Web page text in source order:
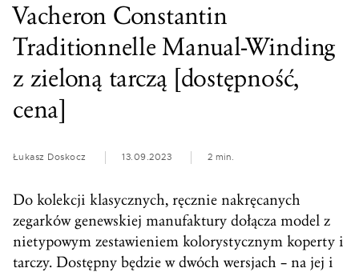
Vacheron Constantin
Traditionnelle Manual-Winding
z zieloną tarczą [dostępność,
cena]
Łukasz Doskocz 13.09.2023 2 min.
Do kolekcji klasycznych, ręcznie nakręcanych
zegarków genewskiej manufaktury dołącza model z
nietypowym zestawieniem kolorystycznym koperty i
tarczy. Dostępny będzie w dwóch wersjach – na jej i